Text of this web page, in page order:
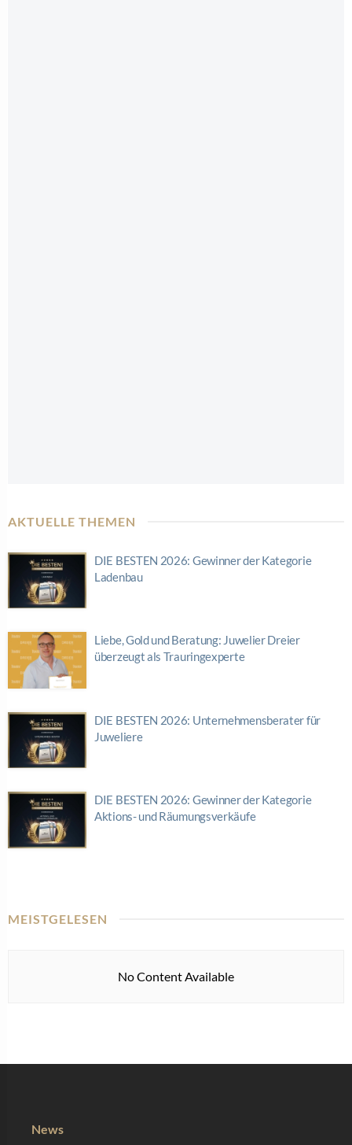
AKTUELLE THEMEN
DIE BESTEN 2026: Gewinner der Kategorie
Ladenbau
Liebe, Gold und Beratung: Juwelier Dreier
überzeugt als Trauringexperte
DIE BESTEN 2026: Unternehmensberater für
Juweliere
DIE BESTEN 2026: Gewinner der Kategorie
Aktions- und Räumungsverkäufe
MEISTGELESEN
No Content Available
News